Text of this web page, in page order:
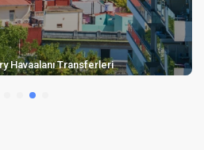
Havaalanı Transferleri